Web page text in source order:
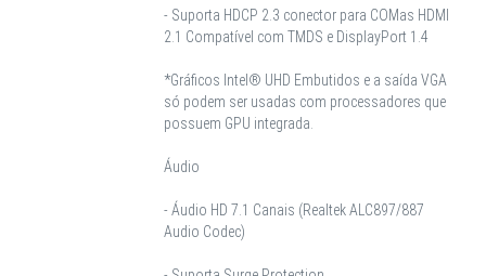
- Suporta HDCP 2.3 conector para COMas HDMI
2.1 Compatível com TMDS e DisplayPort 1.4
*Gráficos Intel® UHD Embutidos e a saída VGA
só podem ser usadas com processadores que
possuem GPU integrada.
Áudio
- Áudio HD 7.1 Canais (Realtek ALC897/887
Audio Codec)